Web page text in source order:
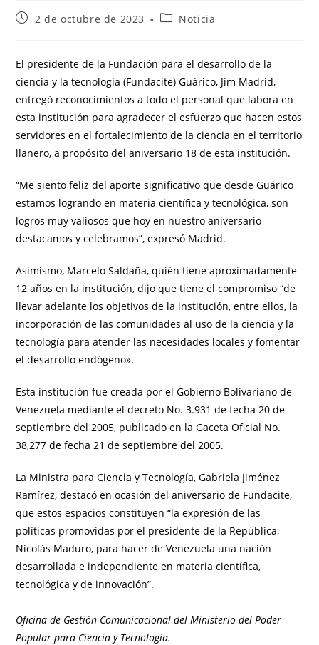
2 de octubre de 2023 Noticia
El presidente de la Fundación para el desarrollo de la
ciencia y la tecnología (Fundacite) Guárico, Jim Madrid,
entregó reconocimientos a todo el personal que labora en
esta institución para agradecer el esfuerzo que hacen estos
servidores en el fortalecimiento de la ciencia en el territorio
llanero, a propósito del aniversario 18 de esta institución.
“Me siento feliz del aporte significativo que desde Guárico
estamos logrando en materia científica y tecnológica, son
logros muy valiosos que hoy en nuestro aniversario
destacamos y celebramos”, expresó Madrid.
Asimismo, Marcelo Saldaña, quién tiene aproximadamente
12 años en la institución, dijo que tiene el compromiso “de
llevar adelante los objetivos de la institución, entre ellos, la
incorporación de las comunidades al uso de la ciencia y la
tecnología para atender las necesidades locales y fomentar
el desarrollo endógeno».
Esta institución fue creada por el Gobierno Bolivariano de
Venezuela mediante el decreto No. 3.931 de fecha 20 de
septiembre del 2005, publicado en la Gaceta Oficial No.
38,277 de fecha 21 de septiembre del 2005.
La Ministra para Ciencia y Tecnología, Gabriela Jiménez
Ramírez, destacó en ocasión del aniversario de Fundacite,
que estos espacios constituyen “la expresión de las
políticas promovidas por el presidente de la República,
Nicolás Maduro, para hacer de Venezuela una nación
desarrollada e independiente en materia científica,
tecnológica y de innovación”.
Oficina de Gestión Comunicacional del Ministerio del Poder
Popular para Ciencia y Tecnología.